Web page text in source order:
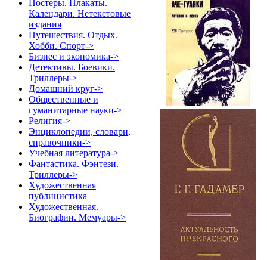
Постеры. Плакаты.
Календари. Нетекстовые
издания
Путешествия. Отдых.
Хобби. Спорт->
Бизнес и экономика->
Детективы. Боевики.
Триллеры->
Домашний круг->
Общественные и
гуманитарные науки->
Религия->
Энциклопедии, словари,
справочники->
Учебная литература->
Фантастика. Фэнтези.
Триллеры->
Художественная
публицистика
Художественная.
Биографии. Мемуары->